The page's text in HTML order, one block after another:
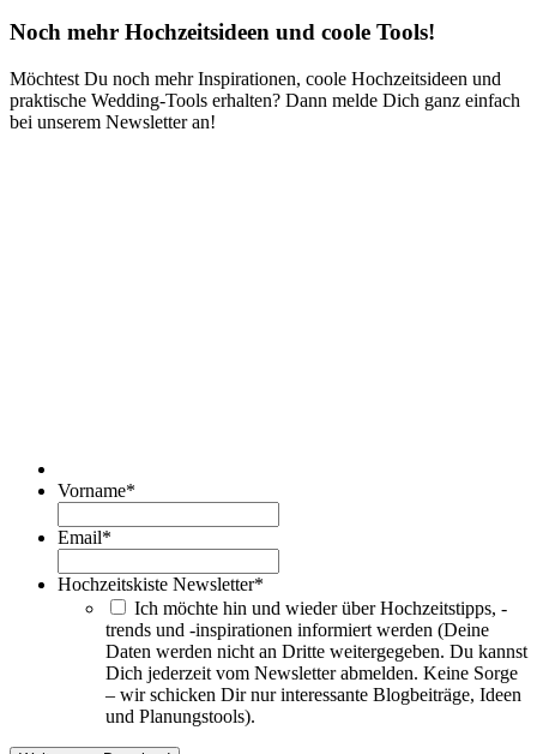
Noch mehr Hochzeitsideen und coole Tools!
Möchtest Du noch mehr Inspirationen, coole Hochzeitsideen und
praktische Wedding-Tools erhalten? Dann melde Dich ganz einfach
bei unserem Newsletter an!
Vorname*
Email*
Hochzeitskiste Newsletter*
Ich möchte hin und wieder über Hochzeitstipps, -
trends und -inspirationen informiert werden (Deine
Daten werden nicht an Dritte weitergegeben. Du kannst
Dich jederzeit vom Newsletter abmelden. Keine Sorge
– wir schicken Dir nur interessante Blogbeiträge, Ideen
und Planungstools).